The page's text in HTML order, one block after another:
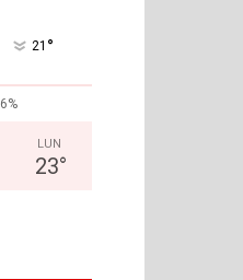
21 °
6%
LUN
23°